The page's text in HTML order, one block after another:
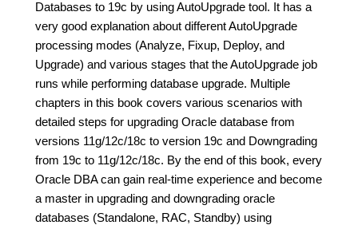
Databases to 19c by using AutoUpgrade tool. It has a
very good explanation about different AutoUpgrade
processing modes (Analyze, Fixup, Deploy, and
Upgrade) and various stages that the AutoUpgrade job
runs while performing database upgrade. Multiple
chapters in this book covers various scenarios with
detailed steps for upgrading Oracle database from
versions 11g/12c/18c to version 19c and Downgrading
from 19c to 11g/12c/18c. By the end of this book, every
Oracle DBA can gain real-time experience and become
a master in upgrading and downgrading oracle
databases (Standalone, RAC, Standby) using